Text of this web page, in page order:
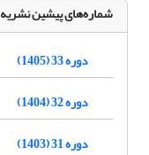
شماره‌های پیشین نشریه
دوره 33 (1405)
دوره 32 (1404)
دوره 31 (1403)